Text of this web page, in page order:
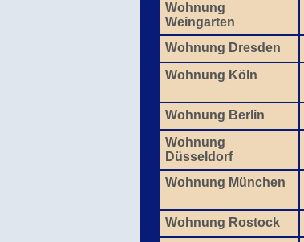
Wohnung
Weingarten
Wohnung Dresden
Wohnung Köln
Wohnung Berlin
Wohnung
Düsseldorf
Wohnung München
Wohnung Rostock